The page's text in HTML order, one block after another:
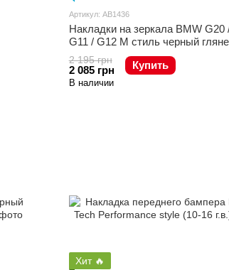
Артикул: AB1436
Накладки на зеркала BMW G20
G11 / G12 М стиль черный
2 195 грн
2 085 грн Купить
В наличии
Хит 🔥